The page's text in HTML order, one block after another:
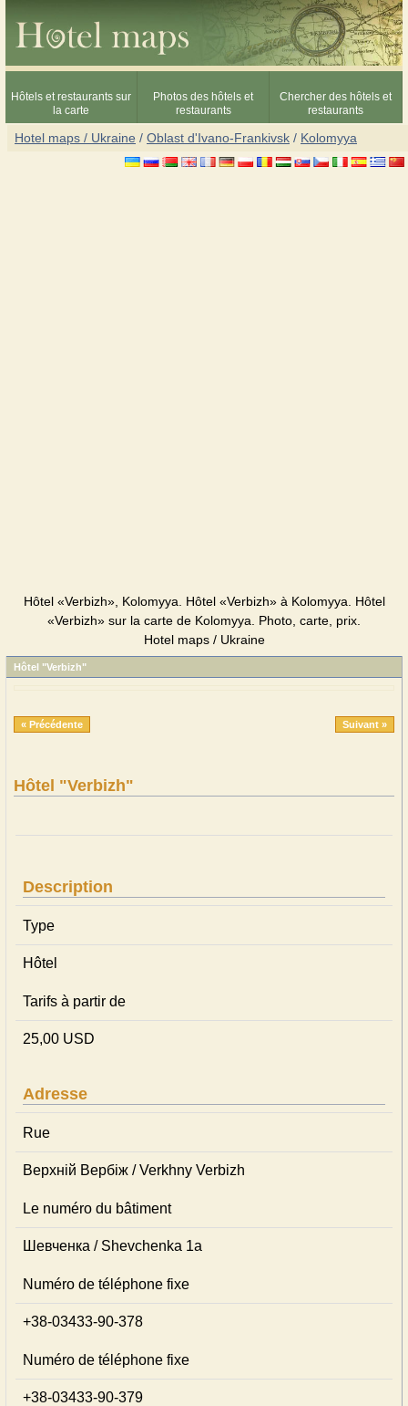
Hôtels et restaurants sur
la carte
Photos des hôtels et
restaurants
Chercher des hôtels et
restaurants
Hotel maps / Ukraine / Oblast d'Ivano-Frankivsk / Kolomyya
Hôtel «Verbizh», Kolomyya. Hôtel «Verbizh» à Kolomyya. Hôtel
«Verbizh» sur la carte de Kolomyya. Photo, carte, prix.
Hotel maps / Ukraine
Hôtel "Verbizh"
« Précédente Suivant »
Hôtel "Verbizh"
Description
Type
Hôtel
Tarifs à partir de
25,00 USD
Adresse
Rue
Верхній Вербіж / Verkhny Verbizh
Le numéro du bâtiment
Шевченка / Shevchenka 1а
Numéro de téléphone fixe
+38-03433-90-378
Numéro de téléphone fixe
+38-03433-90-379